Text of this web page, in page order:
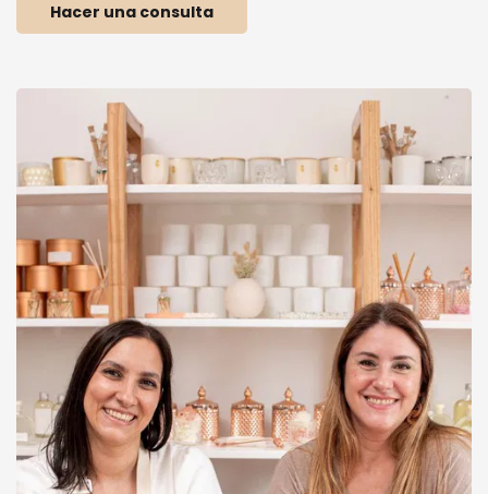
Hacer una consulta